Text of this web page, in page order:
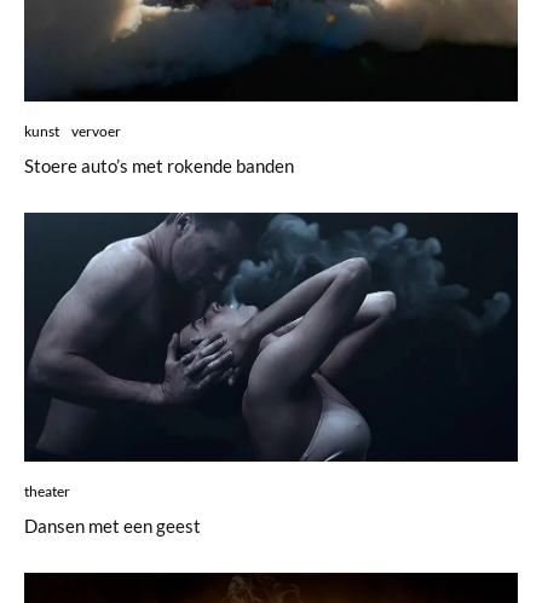
kunst vervoer
Stoere auto’s met rokende banden
theater
Dansen met een geest